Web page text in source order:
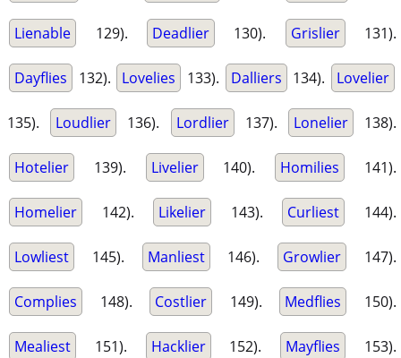
Lienable 129). Deadlier 130). Grislier 131).
Dayflies 132). Lovelies 133). Dalliers 134). Lovelier
135). Loudlier 136). Lordlier 137). Lonelier 138).
Hotelier 139). Livelier 140). Homilies 141).
Homelier 142). Likelier 143). Curliest 144).
Lowliest 145). Manliest 146). Growlier 147).
Complies 148). Costlier 149). Medflies 150).
Mealiest 151). Hacklier 152). Mayflies 153).